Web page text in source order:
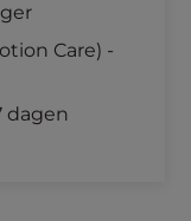
Care) -
dagen